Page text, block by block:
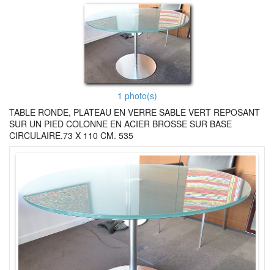
1 photo(s)
TABLE RONDE, PLATEAU EN VERRE SABLE VERT REPOSANT
SUR UN PIED COLONNE EN ACIER BROSSE SUR BASE
CIRCULAIRE.73 X 110 CM. 535